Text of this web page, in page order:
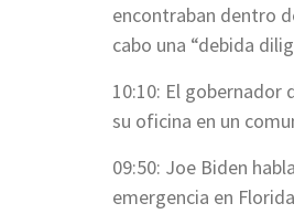
encontraban dentro
cabo una “debida
10:10: El gobernador
su oficina en un
09:50: Joe Biden
emergencia en